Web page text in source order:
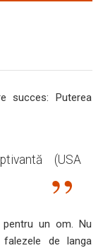
succes: Puterea
(USA
un om. Nu
de langa